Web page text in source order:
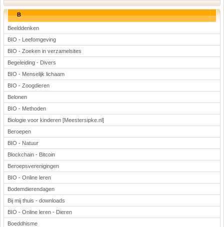
B
Beelddenken
BIO - Leefomgeving
BIO - Zoeken in verzamelsites
Begeleiding - Divers
BIO - Menselijk lichaam
BIO - Zoogdieren
Belonen
BIO - Methoden
Biologie voor kinderen [Meestersipke.nl]
Beroepen
BIO - Natuur
Blockchain - Bitcoin
Beroepsverenigingen
BIO - Online leren
Bodemdierendagen
Bij mij thuis - downloads
BIO - Online leren - Dieren
Boeddhisme